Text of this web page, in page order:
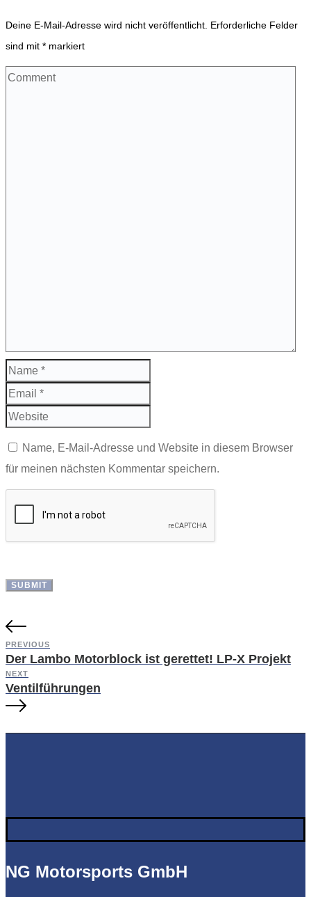
Deine E-Mail-Adresse wird nicht veröffentlicht. Erforderliche Felder
sind mit * markiert
Name, E-Mail-Adresse und Website in diesem Browser
für meinen nächsten Kommentar speichern.
PREVIOUS
Der Lambo Motorblock ist gerettet! LP-X Projekt
NEXT
Ventilführungen
NG Motorsports GmbH